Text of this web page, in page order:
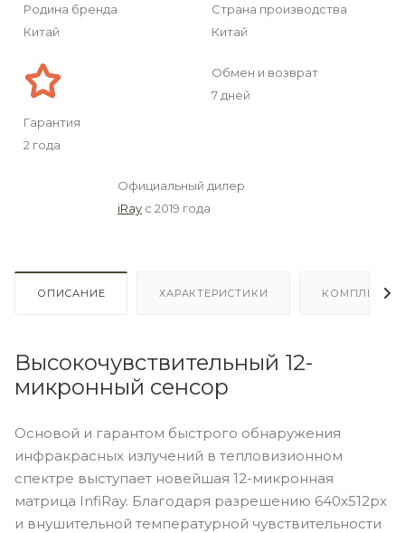
Родина бренда
Китай
Страна производства
Китай
Гарантия
2 года
Обмен и возврат
7 дней
Официальный дилер
iRay с 2019 года
ОПИСАНИЕ ХАРАКТЕРИСТИКИ
Высокочувствительный 12-
микронный сенсор
Основой и гарантом быстрого обнаружения
инфракрасных излучений в тепловизионном
спектре выступает новейшая 12-микронная
матрица InfiRay. Благодаря разрешению 640x512px
и внушительной температурной чувствительности